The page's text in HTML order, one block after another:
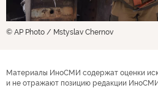
© AP Photo / Mstyslav Chernov
Материалы ИноСМИ содержат оценки
и не отражают позицию редакции